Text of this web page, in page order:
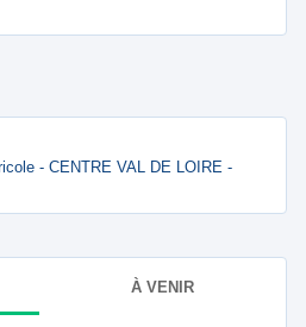
- CENTRE VAL DE LOIRE -
À VENIR